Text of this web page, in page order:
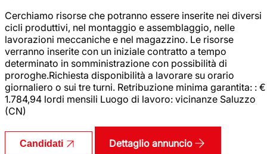
Cerchiamo risorse che potranno essere inserite nei diversi
cicli produttivi, nel montaggio e assemblaggio, nelle
lavorazioni meccaniche e nel magazzino. Le risorse
verranno inserite con un iniziale contratto a tempo
determinato in somministrazione con possibilità di
proroghe.Richiesta disponibilità a lavorare su orario
giornaliero o sui tre turni. Retribuzione minima garantita: : €
1.784,94 lordi mensili Luogo di lavoro: vicinanze Saluzzo
(CN)
Candidati Dettaglio annuncio